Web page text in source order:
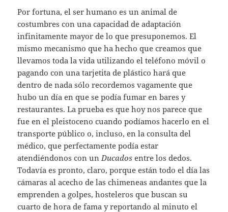
Por fortuna, el ser humano es un animal de
costumbres con una capacidad de adaptación
infinitamente mayor de lo que presuponemos. El
mismo mecanismo que ha hecho que creamos que
llevamos toda la vida utilizando el teléfono móvil o
pagando con una tarjetita de plástico hará que
dentro de nada sólo recordemos vagamente que
hubo un día en que se podía fumar en bares y
restaurantes. La prueba es que hoy nos parece que
fue en el pleistoceno cuando podíamos hacerlo en el
transporte público o, incluso, en la consulta del
médico, que perfectamente podía estar
atendiéndonos con un Ducados entre los dedos.
Todavía es pronto, claro, porque están todo el día las
cámaras al acecho de las chimeneas andantes que la
emprenden a golpes, hosteleros que buscan su
cuarto de hora de fama y reportando al minuto el